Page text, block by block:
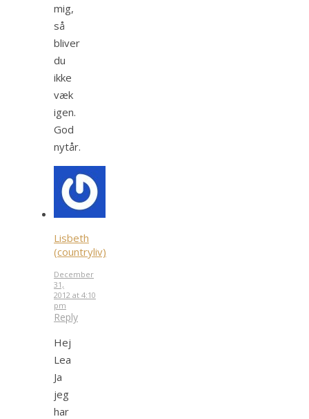
mig,
så
bliver
du
ikke
væk
igen.
God
nytår.
Lisbeth
(countryliv)
December
31,
2012 at 4:10
pm
Reply
Hej
Lea
Ja
jeg
har